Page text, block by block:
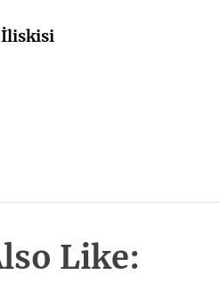
İliskisi
Like: